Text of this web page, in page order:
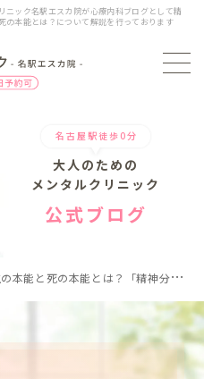
ック名駅エスカ院が心療内科ブログとして精
の本能とは？について解説を行っております
名古屋駅徒歩0分
大人のための
メンタルクリニック
公式ブログ
本能と死の本能とは？「精神分析学の視点から」